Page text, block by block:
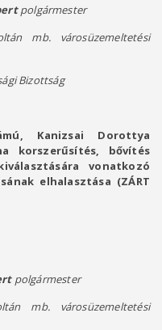
polgármester
mb. városüzemeltetési
Bizottság
Kanizsai Dorottya
korszerűsítés, bővítés
vonatkozó
elhalasztása (ZÁRT
polgármester
mb. városüzemeltetési